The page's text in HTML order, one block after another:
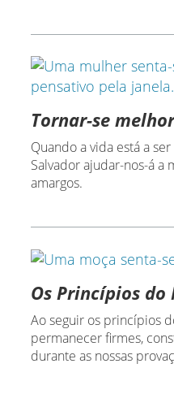
Tornar-se
Quando a vida está a
Salvador ajudar-nos-á a
amargos.
Os Princípios do
Ao seguir os princípios
permanecer firmes,
durante as nossas